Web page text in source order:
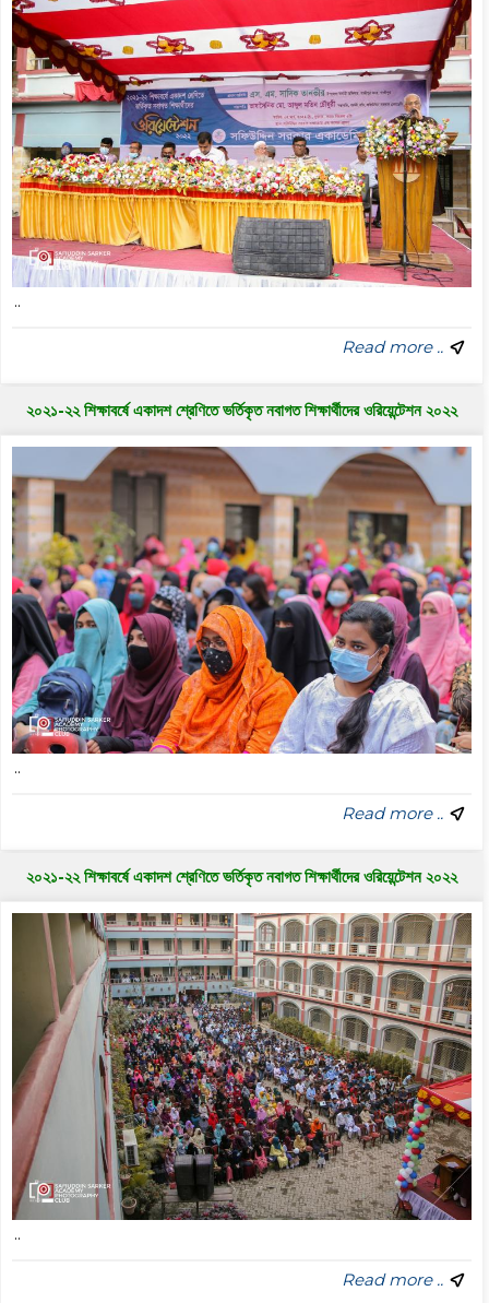
..
Read more ..
২০২১-২২ শিক্ষাবর্ষে একাদশ শ্রেণিতে ভর্তিকৃত নবাগত শিক্ষার্থীদের ওরিয়েন্টেশন ২০২২
..
Read more ..
২০২১-২২ শিক্ষাবর্ষে একাদশ শ্রেণিতে ভর্তিকৃত নবাগত শিক্ষার্থীদের ওরিয়েন্টেশন ২০২২
..
Read more ..